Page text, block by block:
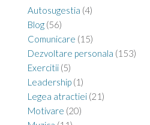
Autosugestia (4)
Blog(56)
Comunicare (15)
Dezvoltare personala (153)
Exercitii(5)
Leadership(1)
Legea atractiei(21)
Motivare (20)